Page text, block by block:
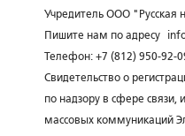
Учредитель ООО "Русская
Пишите нам по адресу
Телефон: +7 (812) 950-92-
Свидетельство о
по надзору в сфере
массовых коммуникаций